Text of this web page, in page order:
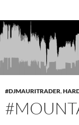
#DJMAURITRADER,